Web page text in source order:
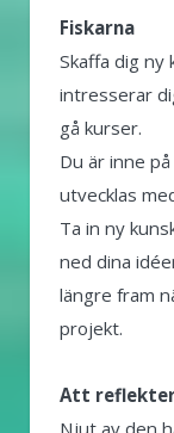
Fiskarna
Skaffa dig ny
intresserar
gå kurser.
Du är inne
utvecklas
Ta in ny
ned dina
längre fram
projekt.
Att
Njut av den